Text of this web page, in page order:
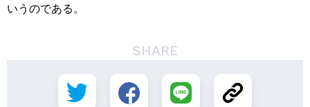
いうのである。
SHARE